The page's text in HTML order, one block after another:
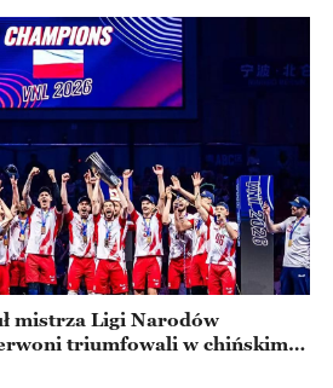
mistrza Ligi Narodów
triumfowali w chińskim